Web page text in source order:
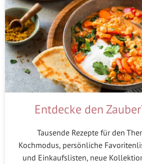
Entdecke den
Tausende Rezepte für den
Kochmodus, persönliche
und Einkaufslisten, neue